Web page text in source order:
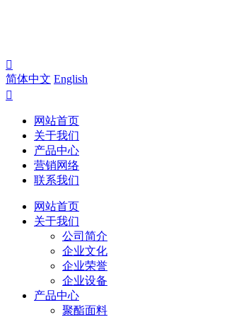

简体中文 English

网站首页
关于我们
产品中心
营销网络
联系我们
网站首页
关于我们
公司简介
企业文化
企业荣誉
企业设备
产品中心
聚酯面料